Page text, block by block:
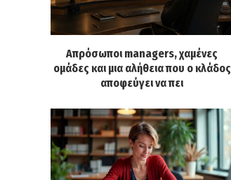
Απρόσωποι managers, χαμένες
ομάδες και μια αλήθεια που ο κλάδος
αποφεύγει να πει